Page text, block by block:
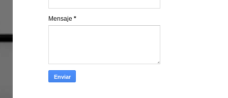
Mensaje *